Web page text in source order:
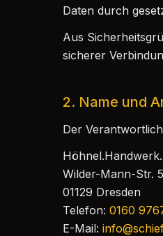
Daten durch
Aus
sicherer
2. Name und
Der
Wilder-Mann-Str.
01129 Dresden
Telefon: 0160
E-Mail: